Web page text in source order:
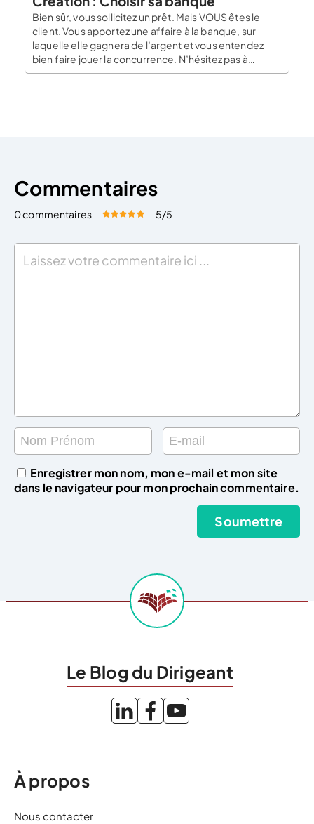
Bien sûr, vous sollicitez un prêt. Mais VOUS êtes le
client. Vous apportez une affaire à la banque, sur
laquelle elle gagnera de l’argent et vous entendez
bien faire jouer la concurrence. N’hésitez pas à
présenter les atouts de votre projet, en sus de votre
Commentaires
0 commentaires Évaluez cet article:
5/5
Enregistrer mon nom, mon e-mail et mon site
dans le navigateur pour mon prochain commentaire.
Le Blog du Dirigeant
À propos
Nous contacter